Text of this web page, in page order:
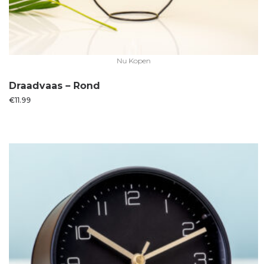
Nu Kopen
Draadvaas – Rond
€11.99